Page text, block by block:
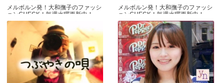
メルボルン発！大和撫子のファッシ
ョンCHECK！毎週水曜更新中！
メルボルン発！大和撫子のファッシ
ョンCHECK！毎週水曜更新中！